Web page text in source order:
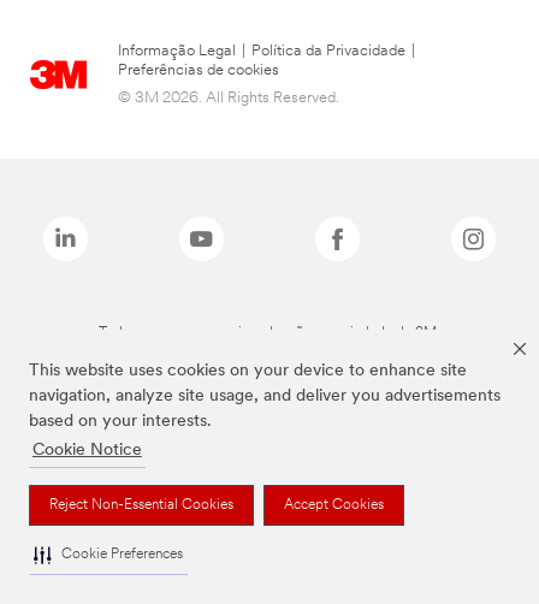
This website uses cookies on your device to enhance site
navigation, analyze site usage, and deliver you advertisements
based on your interests.
Cookie Notice
Reject Non-Essential Cookies Accept Cookies
Cookie Preferences
Informação Legal Política da Privacidade
Preferências de cookies
© 3M 2026. All Rights Reserved.
Todas as marcas mencionadas são propriedade da 3M.